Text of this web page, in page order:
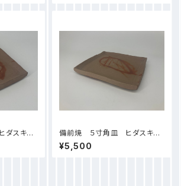
ダスキ
備前焼 ５寸角皿 ヒダスキ
（2） 紙箱入り
¥5,500